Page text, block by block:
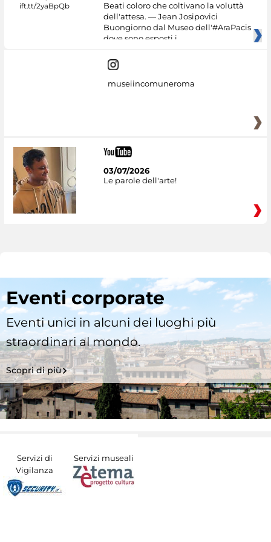
Beati coloro che coltivano la voluttà
dell'attesa. — Jean Josipovici
Buongiorno dal Museo dell'#AraPacis
dove sono esposti i
museiincomuneroma
03/07/2026
Le parole dell'arte!
Eventi corporate
Eventi unici in alcuni dei luoghi più
straordinari al mondo.
Scopri di più
Servizi di
Vigilanza
Servizi museali